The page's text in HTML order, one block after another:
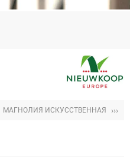
МАГНОЛИЯ ИСКУССТВЕННАЯ ›››